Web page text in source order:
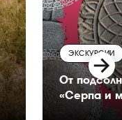
ЭКСКУРСИИ
От
«Серпа и